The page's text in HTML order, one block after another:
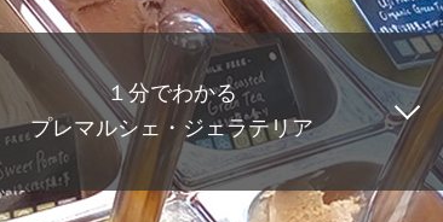
１分でわかる
プレマルシェ・ジェラテリア